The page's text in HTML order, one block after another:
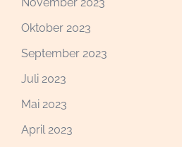
Oktober 2023
September 2023
Juli 2023
Mai 2023
April 2023